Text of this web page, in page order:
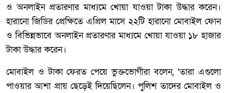
ও অনলাইন প্রতারণার মাধ্যমে খোয়া যাওয়া টাকা উদ্ধার করেন।
হারানো জিডির প্রেক্ষিতে এপ্রিল মাসে ২২টি হারানো মোবাইল ফোন
ও বিভিন্নভাবে অনলাইন প্রতারণার মাধ্যমে খোয়া যাওয়া ১৮ হাজার
টাকা উদ্ধার করেন।
মোবাইল ও টাকা ফেরত পেয়ে ভুক্তভোগীরা বলেন, ‘তারা এগুলো
পাওয়ার আশা প্রায় ছেড়েই দিয়েছিলেন। পুলিশ তাদের মোবাইল ও